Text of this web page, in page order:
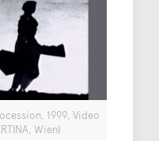
1999, Video
Wien)